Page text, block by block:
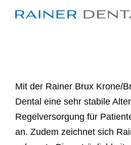
Mit der Rainer Brux Krone/
Dental eine sehr stabile
Regelversorgung für
an. Zudem zeichnet sich